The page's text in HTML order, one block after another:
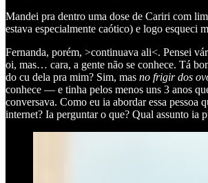
Mandei pra dentro uma dose de Cariri com
estava especialmente caótico) e logo esqueci
Fernanda, porém, >continuava ali<. Pensei
oi, mas… cara, a gente não se conhece. Tá
do cu dela pra mim? Sim, mas no frigir dos
conhece — e tinha pelos menos uns 3 anos
conversava. Como eu ia abordar essa pessoa
internet? Ia perguntar o que? Qual assunto ia